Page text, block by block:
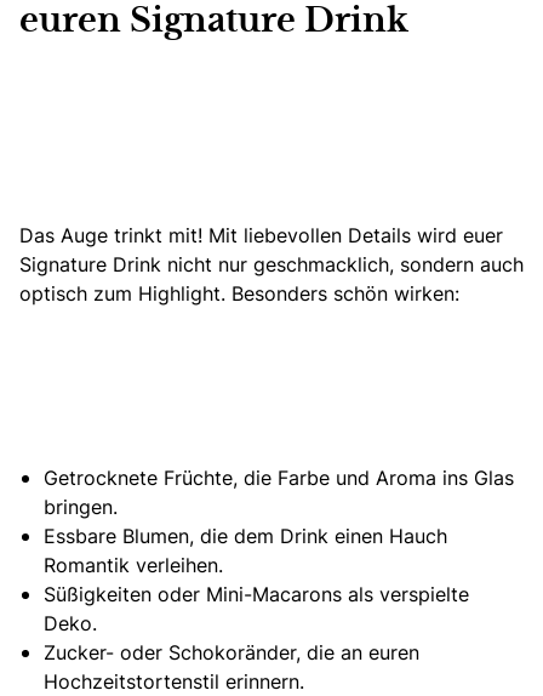
euren Signature Drink
Das Auge trinkt mit! Mit liebevollen Details wird euer
Signature Drink nicht nur geschmacklich, sondern auch
optisch zum Highlight. Besonders schön wirken:
Getrocknete Früchte, die Farbe und Aroma ins Glas
bringen.
Essbare Blumen, die dem Drink einen Hauch
Romantik verleihen.
Süßigkeiten oder Mini-Macarons als verspielte
Deko.
Zucker- oder Schokoränder, die an euren
Hochzeitstortenstil erinnern.